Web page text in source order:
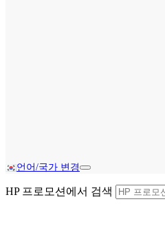
언어/국가 변경
HP 프로모션에서 검색